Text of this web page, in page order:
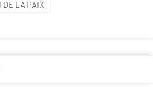
LA PAIX